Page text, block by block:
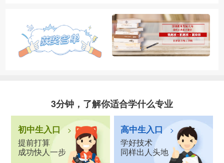
3分钟，了解你适合学什么专业
初中生入口 >
提前打算
成功快人一步
高中生入口 >
学好技术
同样出人头地